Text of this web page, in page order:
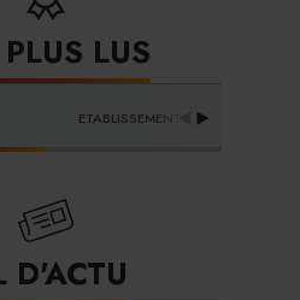
LUS
ETABLISSEMENTS
D'ACTU